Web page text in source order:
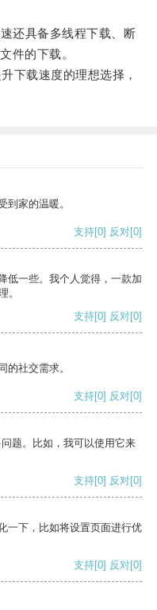
还具备多线程下载、断
件的下载。
载速度的理想选择，
到家的温暖。
支持[0] 反对[0]
低一些。我个人觉得，一款加
。
支持[0] 反对[0]
的社交需求。
支持[0] 反对[0]
题。比如，我可以使用它来
支持[0] 反对[0]
一下，比如将设置页面进行优
支持[0] 反对[0]